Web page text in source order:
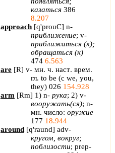
казаться 386
8.207
approach [q'prouC] n-
приближение; v-
приближаться (к);
обращаться (к)
474 6.563
are [R] v- мн. ч. наст. врем.
гл. to be (с we, you,
they) 026 154.928
arm [Rm] 1) n- рука; 2) v-
вооружать(ся); n-
мн. число: оружие
177 18.944
around [q'raund] adv-
кругом, вокруг;
поблизости; prep-